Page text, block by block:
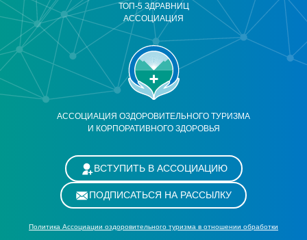
АССОЦИАЦИЯ ОЗДОРОВИТЕЛЬНОГО ТУРИЗМА
И КОРПОРАТИВНОГО ЗДОРОВЬЯ
ТОП-5 ЗДРАВНИЦ
АССОЦИАЦИЯ
ВСТУПИТЬ В АССОЦИАЦИЮ
ПОДПИСАТЬСЯ НА РАССЫЛКУ
Политика Ассоциации оздоровительного туризма в отношении обработки